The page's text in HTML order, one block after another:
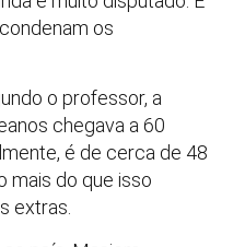
os
o professor, a
chegava a 60
é de cerca de 48
mais do que isso
extras.